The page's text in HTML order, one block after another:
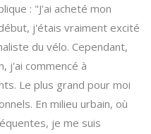
: "J'ai acheté mon
j'étais vraiment excité
du vélo. Cependant,
j'ai commencé à
Le plus grand pour moi
En milieu urbain, où
je me suis